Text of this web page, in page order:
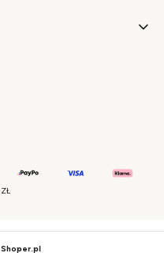
ZŁ
Shoper.pl